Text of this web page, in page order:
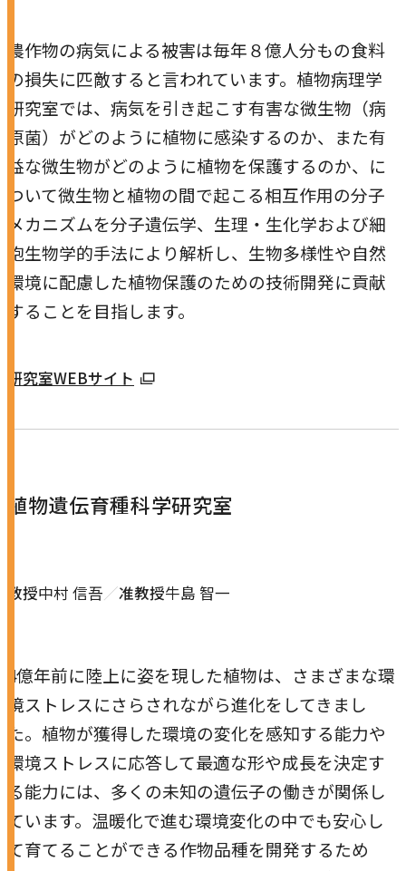
農作物の病気による被害は毎年８億人分もの食料
の損失に匹敵すると言われています。植物病理学
研究室では、病気を引き起こす有害な微生物（病
原菌）がどのように植物に感染するのか、また有
益な微生物がどのように植物を保護するのか、に
ついて微生物と植物の間で起こる相互作用の分子
メカニズムを分子遺伝学、生理・生化学および細
胞生物学的手法により解析し、生物多様性や自然
環境に配慮した植物保護のための技術開発に貢献
することを目指します。
外
サ
を
イ
ウ
で
開
き
ま
す
研究室WEBサイト
植物遺伝育種科学研究室
教授中村 信吾 准教授牛島 智一
4億年前に陸上に姿を現した植物は、さまざまな環
境ストレスにさらされながら進化をしてきまし
た。植物が獲得した環境の変化を感知する能力や
環境ストレスに応答して最適な形や成長を決定す
る能力には、多くの未知の遺伝子の働きが関係し
ています。温暖化で進む環境変化の中でも安心し
て育てることができる作物品種を開発するため